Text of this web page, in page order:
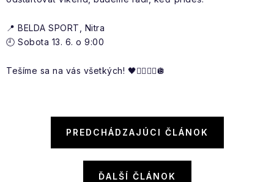
📍 BELDA SPORT, Nitra
🕘 Sobota 13. 6. o 9:00
Tešíme sa na vás všetkých! 🖤🏃‍♀️🏃‍♂️🪩
PREDCHÁDZAJÚCI ČLÁNOK
ĎALŠÍ ČLÁNOK